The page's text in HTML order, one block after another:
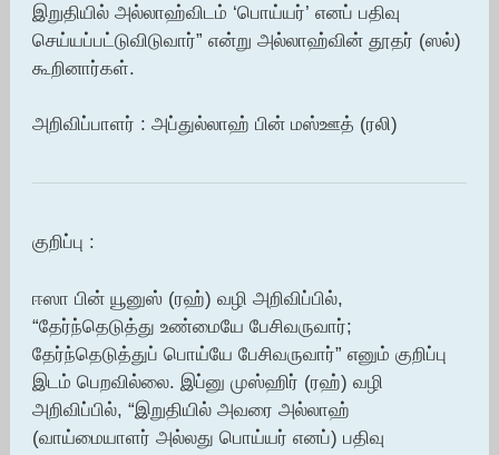
இறுதியில் அல்லாஹ்விடம் ‘பொய்யர்’ எனப் பதிவு
செய்யப்பட்டுவிடுவார்” என்று அல்லாஹ்வின் தூதர் (ஸல்)
கூறினார்கள்.
அறிவிப்பாளர் : அப்துல்லாஹ் பின் மஸ்ஊத் (ரலி)
குறிப்பு :
ஈஸா பின் யூனுஸ் (ரஹ்) வழி அறிவிப்பில்,
“தேர்ந்தெடுத்து உண்மையே பேசிவருவார்;
தேர்ந்தெடுத்துப் பொய்யே பேசிவருவார்” எனும் குறிப்பு
இடம் பெறவில்லை. இப்னு முஸ்ஹிர் (ரஹ்) வழி
அறிவிப்பில், “இறுதியில் அவரை அல்லாஹ்
(வாய்மையாளர் அல்லது பொய்யர் எனப்) பதிவு